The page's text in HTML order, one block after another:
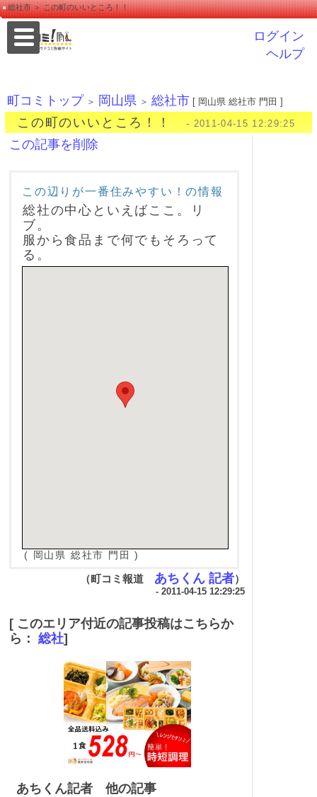
総社市 ＞ この町のいいところ！！
ログイン
ヘルプ
町コミトップ ＞ 岡山県 ＞ 総社市 [ 岡山県 総社市 門田 ]
この町のいいところ！！ - 2011-04-15 12:29:25
この記事を削除
この辺りが一番住みやすい！の情報
総社の中心といえばここ。リ
ブ。
服から食品まで何でもそろって
る。
( 岡山県 総社市 門田 )
（町コミ報道 あちくん 記者）
- 2011-04-15 12:29:25
[ このエリア付近の記事投稿はこちらか
ら： 総社]
あちくん記者 他の記事